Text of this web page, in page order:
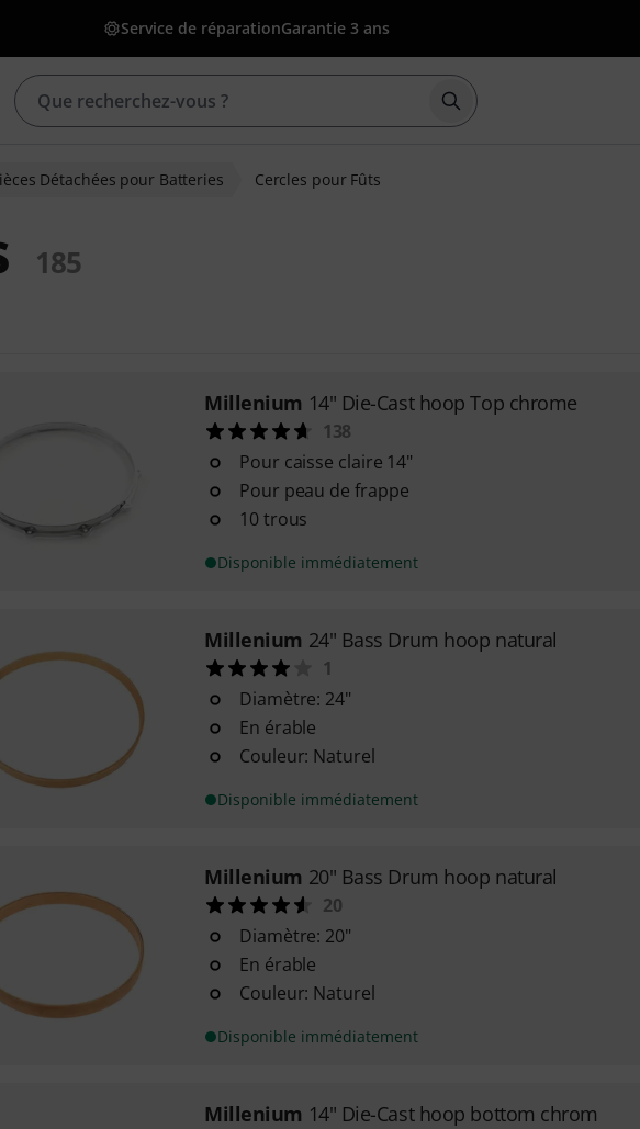
Service de réparationGarantie 3 ans
Démarrer la
Détachées pour Batteries Cercles pour Fûts
185
Millenium 14" Die-Cast hoop Top chrome
138
Pour caisse claire 14"
Pour peau de frappe
10 trous
Disponible immédiatement
Millenium 24" Bass Drum hoop natural
1
Diamètre: 24"
En érable
Couleur: Naturel
Disponible immédiatement
Millenium 20" Bass Drum hoop natural
20
Diamètre: 20"
En érable
Couleur: Naturel
Disponible immédiatement
Millenium 14" Die-Cast hoop bottom chrom